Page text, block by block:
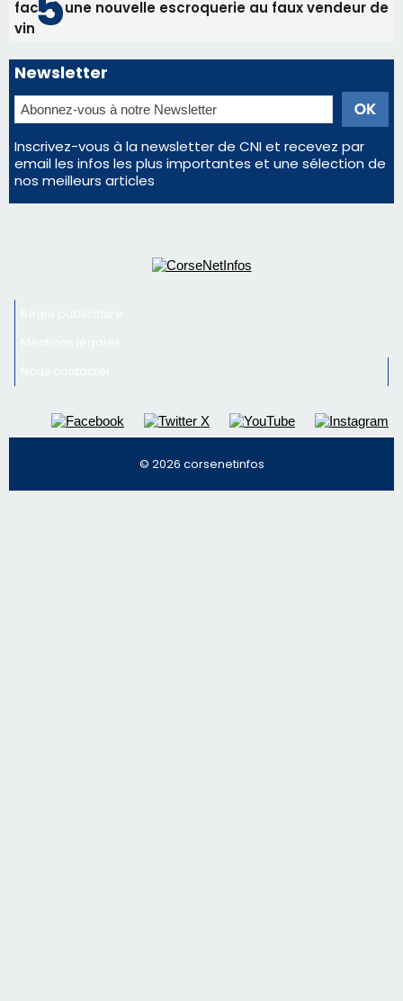
Éclipse du 12 août : la Corse aux premières loges
d'un spectacle qui ne reviendra pas avant 2081
Éclipse du 12 août : Où s'installer en Corse pour
profiter pleinement du spectacle ?
En Corse, un début de saison marqué par une
consommation en recul dans les restaurants
La gendarmerie alerte les restaurateurs corses
face à une nouvelle escroquerie au faux vendeur de